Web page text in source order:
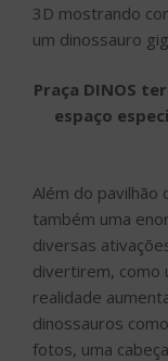
3D mostrando
um dinossauro
Praça DINOS
espaço
Além do pavilhão
também uma
diversas
divertirem, como
realidade
dinossauros
fotos, uma